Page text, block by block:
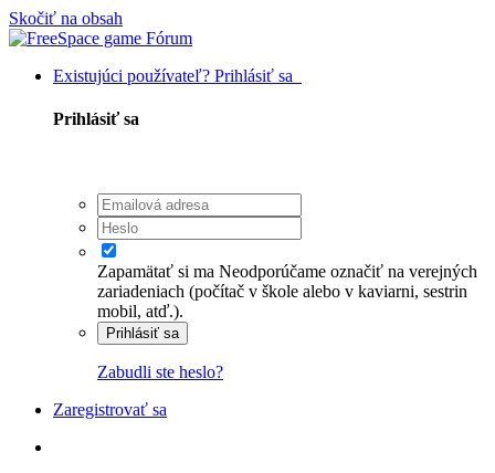
Skočiť na obsah
Existujúci používateľ? Prihlásiť sa
Prihlásiť sa
Zapamätať si ma Neodporúčame označiť na verejných
zariadeniach (počítač v škole alebo v kaviarni, sestrin
mobil, atď.).
Prihlásiť sa
Zabudli ste heslo?
Zaregistrovať sa